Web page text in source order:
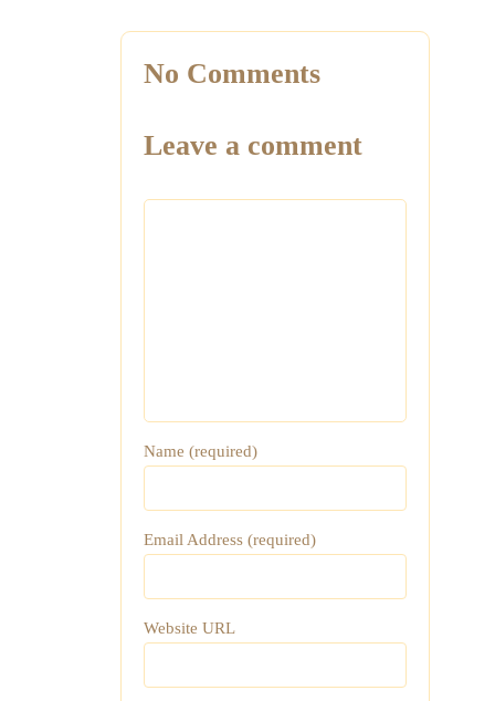
No Comments
Leave a comment
Name (required)
Email Address (required)
Website URL